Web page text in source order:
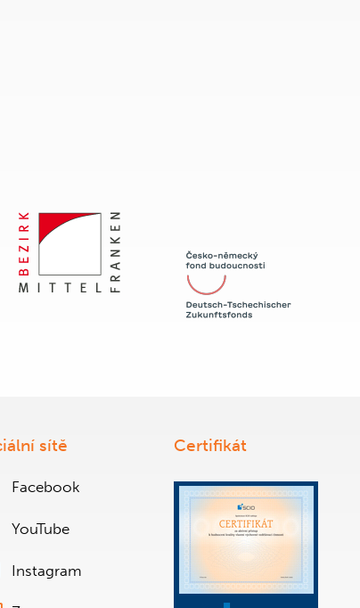
sítě
Facebook
YouTube
Instagram
Certifikát